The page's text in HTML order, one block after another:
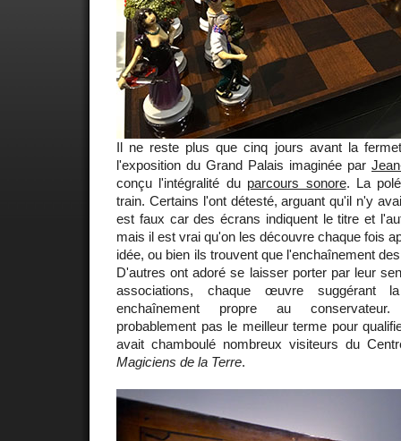
Il ne reste plus que cinq jours avant la
l'exposition du Grand Palais imaginée par
conçu l'intégralité du parcours sonore. La
train. Certains l'ont détesté, arguant qu'il n'y
est faux car des écrans indiquent le titre et
mais il est vrai qu'on les découvre chaque fois
idée, ou bien ils trouvent que l'enchaînement
D'autres ont adoré se laisser porter par leur
associations, chaque œuvre suggérant
enchaînement propre au
probablement pas le meilleur terme pour
avait chamboulé nombreux visiteurs du
Magiciens de la Terre.